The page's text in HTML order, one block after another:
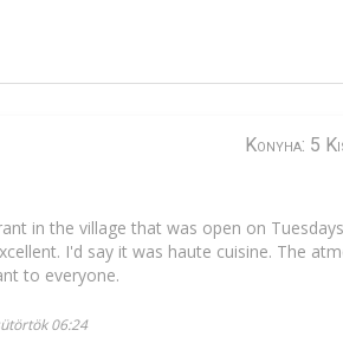
Konyha: 5
in the village that was open on
I'd say it was haute cuisine. The
to everyone.
06:24